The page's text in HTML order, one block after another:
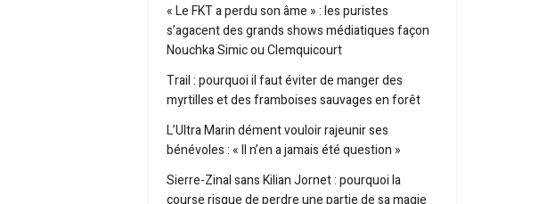
« Le FKT a perdu son âme » : les puristes
s’agacent des grands shows médiatiques façon
Nouchka Simic ou Clemquicourt
Trail : pourquoi il faut éviter de manger des
myrtilles et des framboises sauvages en forêt
L’Ultra Marin dément vouloir rajeunir ses
bénévoles : « Il n’en a jamais été question »
Sierre-Zinal sans Kilian Jornet : pourquoi la
course risque de perdre une partie de sa magie